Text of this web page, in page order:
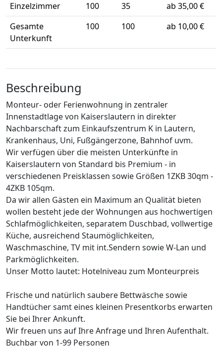
Einzelzimmer
100 35
ab 35,00 €
Gesamte
Unterkunft
100 100 ab 10,00 €
Beschreibung
Monteur- oder Ferienwohnung in zentraler
Innenstadtlage von Kaiserslautern in direkter
Nachbarschaft zum Einkaufszentrum K in Lautern,
Krankenhaus, Uni, Fußgängerzone, Bahnhof uvm.
Wir verfügen über die meisten Unterkünfte in
Kaiserslautern von Standard bis Premium - in
verschiedenen Preisklassen sowie Größen 1ZKB 30qm -
4ZKB 105qm.
Da wir allen Gästen ein Maximum an Qualität bieten
wollen besteht jede der Wohnungen aus hochwertigen
Schlafmöglichkeiten, separatem Duschbad, vollwertige
Küche, ausreichend Staumöglichkeiten,
Waschmaschine, TV mit int.Sendern sowie W-Lan und
Parkmöglichkeiten.
Unser Motto lautet: Hotelniveau zum Monteurpreis
Frische und natürlich saubere Bettwäsche sowie
Handtücher samt eines kleinen Presentkorbs erwarten
Sie bei Ihrer Ankunft.
Wir freuen uns auf Ihre Anfrage und Ihren Aufenthalt.
Buchbar von 1-99 Personen